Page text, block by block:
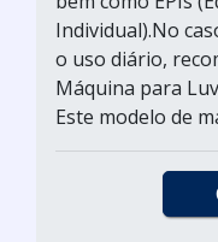
Individual).No
o uso diário,
Máquina para
Este modelo de